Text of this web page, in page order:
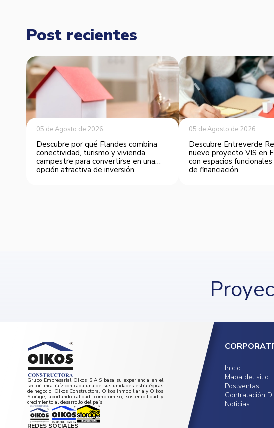
Post recientes
05 de Agosto de 2026
Descubre por qué Flandes combina
conectividad, turismo y vivienda
campestre para convertirse en una
opción atractiva de inversión.
05 de Agosto de 2026
Descubre Entreverde
nuevo proyecto VIS en
con espacios
de financiación.
Grupo Empresarial Oikos S.A.S basa su experiencia en el
sector finca raíz con cada una de sus unidades estratégicas
de negocio: Oikos Constructora, Oikos Inmobiliaria y Oikos
Storage; aportando calidad, compromiso, sostenibilidad y
crecimiento al desarrollo del país.
REDES SOCIALES
Inicio
Mapa del sitio
Postventas
Contratación
Noticias